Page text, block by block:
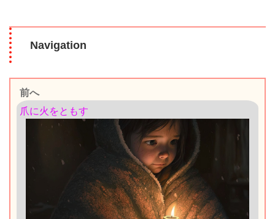
Navigation
前へ
爪に火をともす